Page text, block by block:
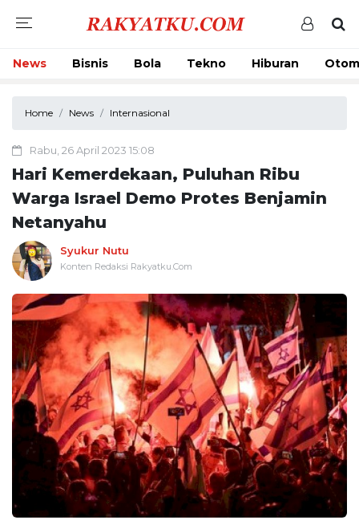
News Bisnis Bola Tekno Hiburan
Home News Internasional
Rabu, 26 April 2023 15:08
Hari Kemerdekaan, Puluhan Ribu
Warga Israel Demo Protes Benjamin
Netanyahu
Syukur Nutu
Konten Redaksi Rakyatku.Com